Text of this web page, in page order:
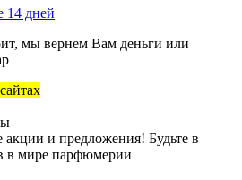
14 дней
мы вернем Вам деньги или
акции и предложения! Будьте в
в мире парфюмерии